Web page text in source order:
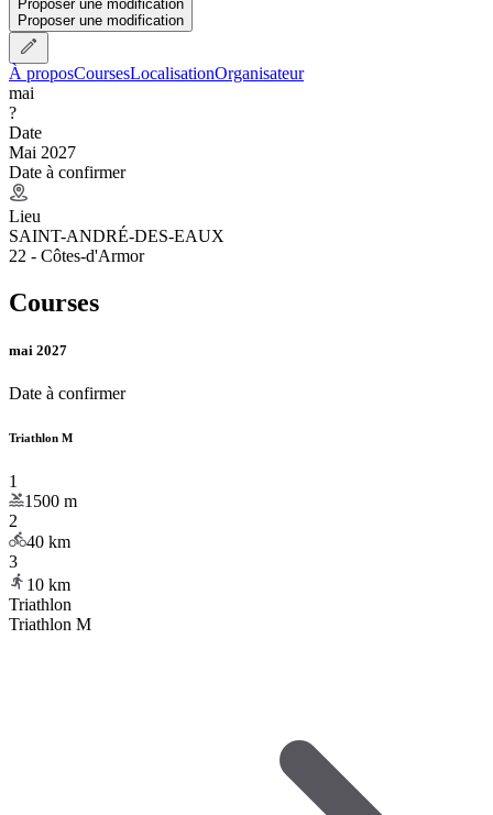
Proposer une modification
Proposer une modification
À proposCoursesLocalisationOrganisateur
mai
?
Date
Mai 2027
Date à confirmer
Lieu
SAINT-ANDRÉ-DES-EAUX
22 - Côtes-d'Armor
Courses
mai 2027
Date à confirmer
Triathlon M
1
1500 m
2
40 km
3
10 km
Triathlon
Triathlon M